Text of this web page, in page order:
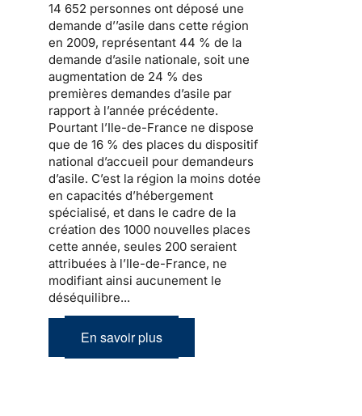
14 652 personnes ont déposé une
demande d’’asile dans cette région
en 2009, représentant 44 % de la
demande d’asile nationale, soit une
augmentation de 24 % des
premières demandes d’asile par
rapport à l’année précédente.
Pourtant l’Ile-de-France ne dispose
que de 16 % des places du dispositif
national d’accueil pour demandeurs
d’asile. C’est la région la moins dotée
en capacités d’hébergement
spécialisé, et dans le cadre de la
création des 1000 nouvelles places
cette année, seules 200 seraient
attribuées à l’Ile-de-France, ne
modifiant ainsi aucunement le
déséquilibre...
En savoir plus